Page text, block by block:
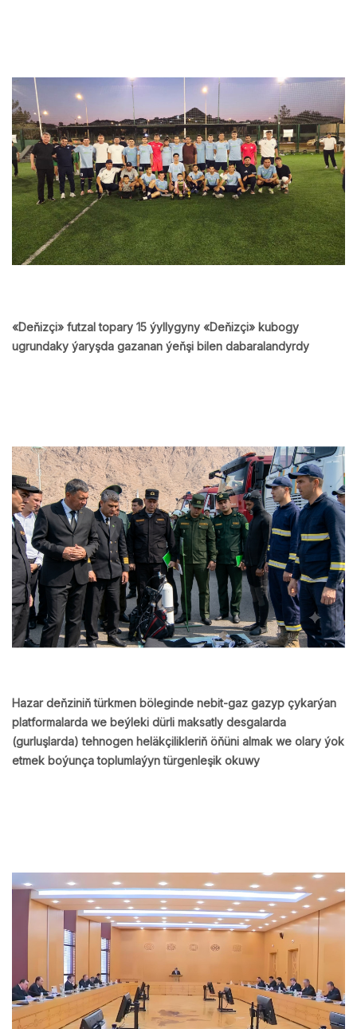
«Deňizçi» futzal topary 15 ýyllygyny «Deňizçi» kubogy
ugrundaky ýaryşda gazanan ýeňşi bilen dabaralandyrdy
Hazar deňziniň türkmen böleginde nebit-gaz gazyp çykarýan
platformalarda we beýleki dürli maksatly desgalarda
(gurluşlarda) tehnogen heläkçilikleriň öňüni almak we olary ýok
etmek boýunça toplumlaýyn türgenleşik okuwy